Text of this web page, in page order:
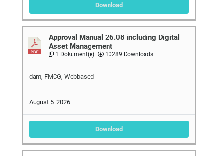
Download
Approval Manual 26.08 including Digital
Asset Management
1 Dokument(e) 10289 Downloads
dam, FMCG, Webbased
August 5, 2026
Download